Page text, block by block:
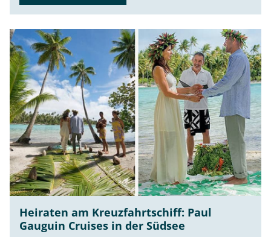
Heiraten am Kreuzfahrtschiff: Paul
Gauguin Cruises in der Südsee